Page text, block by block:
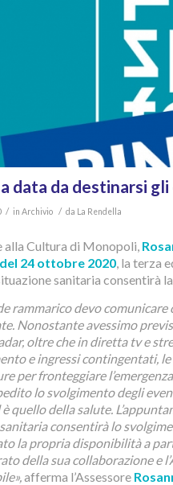
data da destinarsi
/ in Archivio / da La Rendella
alla Cultura di Monopoli,
24 ottobre 2020, la terza
sanitaria consentirà
rammarico devo
Nonostante avessimo
oltre che in diretta tv e
e ingressi contingentati,
per fronteggiare
lo svolgimento degli
quello della salute.
consentirà lo
la propria disponibilità a
della sua collaborazione e
afferma l’Assessore